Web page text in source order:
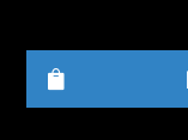
